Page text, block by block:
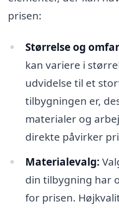
prisen:
Størrelse og
kan variere i
udvidelse til et
tilbygningen er,
materialer og
direkte påvirker
Materialevalg:
din tilbygning har
for prisen.